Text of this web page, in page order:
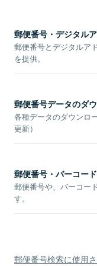
郵便番号・デジタル
郵便番号とデジタルア
を提供。
郵便番号データのダ
各種データのダウンロ
更新）
郵便番号・バーコー
郵便番号や、バーコー
す。
郵便番号検索に使用